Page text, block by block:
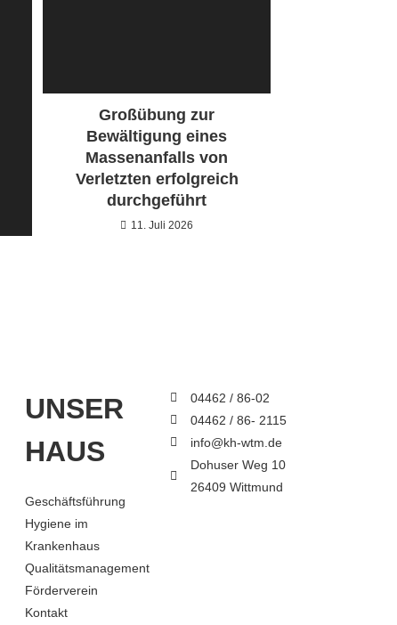
Großübung zur
Bewältigung eines
Massenanfalls von
Verletzten erfolgreich
durchgeführt
11. Juli 2026
UNSER
HAUS
Geschäftsführung
Hygiene im
Krankenhaus
Qualitätsmanagement
Förderverein
Kontakt
04462 / 86-02
04462 / 86- 2115
info@kh-wtm.de
Dohuser Weg 10
26409 Wittmund